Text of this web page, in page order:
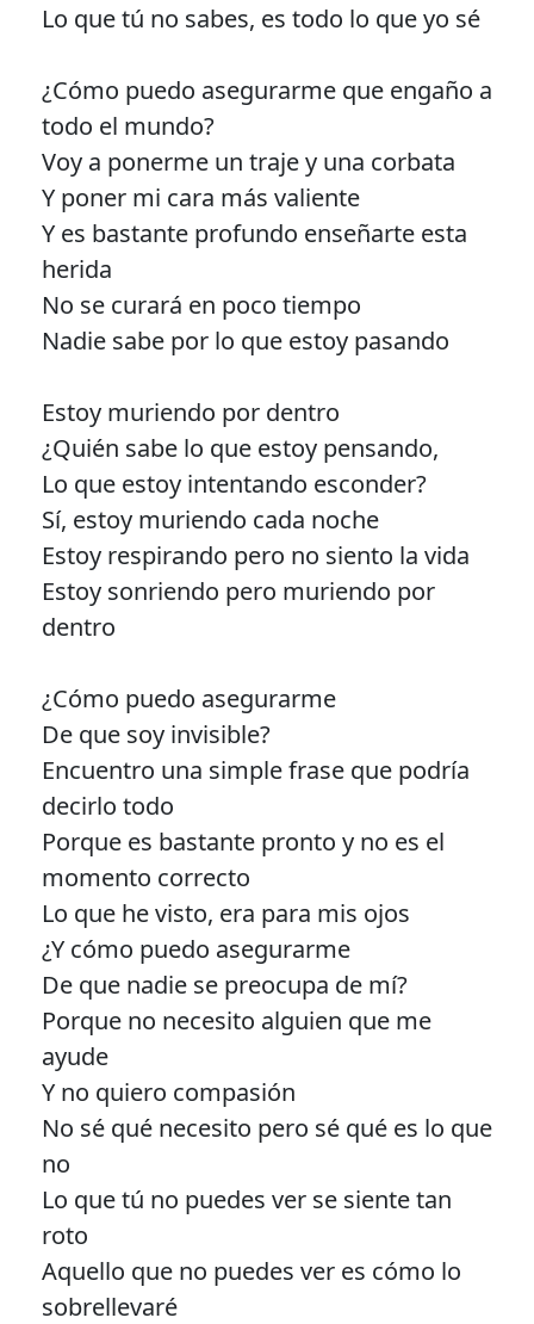
Lo que tú no sabes, es todo lo que yo sé
¿Cómo puedo asegurarme que engaño a
todo el mundo?
Voy a ponerme un traje y una corbata
Y poner mi cara más valiente
Y es bastante profundo enseñarte esta
herida
No se curará en poco tiempo
Nadie sabe por lo que estoy pasando
Estoy muriendo por dentro
¿Quién sabe lo que estoy pensando,
Lo que estoy intentando esconder?
Sí, estoy muriendo cada noche
Estoy respirando pero no siento la vida
Estoy sonriendo pero muriendo por
dentro
¿Cómo puedo asegurarme
De que soy invisible?
Encuentro una simple frase que podría
decirlo todo
Porque es bastante pronto y no es el
momento correcto
Lo que he visto, era para mis ojos
¿Y cómo puedo asegurarme
De que nadie se preocupa de mí?
Porque no necesito alguien que me
ayude
Y no quiero compasión
No sé qué necesito pero sé qué es lo que
no
Lo que tú no puedes ver se siente tan
roto
Aquello que no puedes ver es cómo lo
sobrellevaré